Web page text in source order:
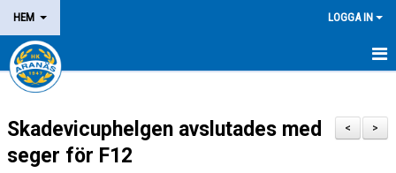
HEM LOGGA IN
NYHETER
OM KLUBBEN
MEDLEM
>
<
Skadevicuphelgen avslutades med
seger för F12